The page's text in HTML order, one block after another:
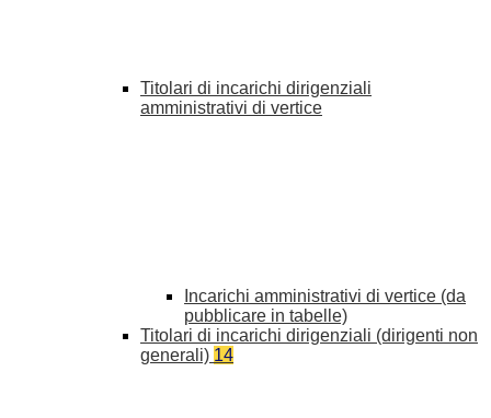
Titolari di incarichi dirigenziali
amministrativi di vertice
Incarichi amministrativi di vertice (da
pubblicare in tabelle)
Titolari di incarichi dirigenziali (dirigenti non
generali) 14